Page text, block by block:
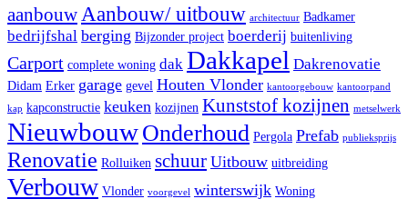
aanbouw Aanbouw/ uitbouw architectuur Badkamer
bedrijfshal berging Bijzonder project boerderij buitenliving
Carport complete woning dak Dakkapel Dakrenovatie
Didam Erker garage gevel Houten Vlonder kantoorgebouw kantoorpand
kap kapconstructie keuken kozijnen Kunststof kozijnen metselwerk
NieuwbouwOnderhoud Pergola Prefab publieksprijs
Renovatie Rolluiken schuur Uitbouw uitbreiding
Verbouw Vlonder voorgevel winterswijk Woning